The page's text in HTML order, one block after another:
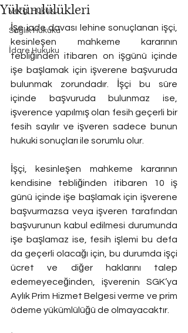
Vergi Hukuku
Sağlık Hukuku
İdare Hukuku
Yükümlülükleri
İşe iade davası lehine sonuçlanan işçi,
kesinleşen mahkeme kararının
tebliğinden itibaren on işgünü içinde
işe başlamak için işverene başvuruda
bulunmak zorundadır. İşçi bu süre
içinde başvuruda bulunmaz ise,
işverence yapılmış olan fesih geçerli bir
fesih sayılır ve işveren sadece bunun
hukuki sonuçları ile sorumlu olur.
İşçi, kesinleşen mahkeme kararının
kendisine tebliğinden itibaren 10 iş
günü içinde işe başlamak için işverene
başvurmazsa veya işveren tarafından
başvurunun kabul edilmesi durumunda
işe başlamaz ise, fesih işlemi bu defa
da geçerli olacağı için, bu durumda işçi
ücret ve diğer haklarını talep
edemeyeceğinden, işverenin SGK’ya
Aylık Prim Hizmet Belgesi verme ve prim
ödeme yükümlülüğü de olmayacaktır.